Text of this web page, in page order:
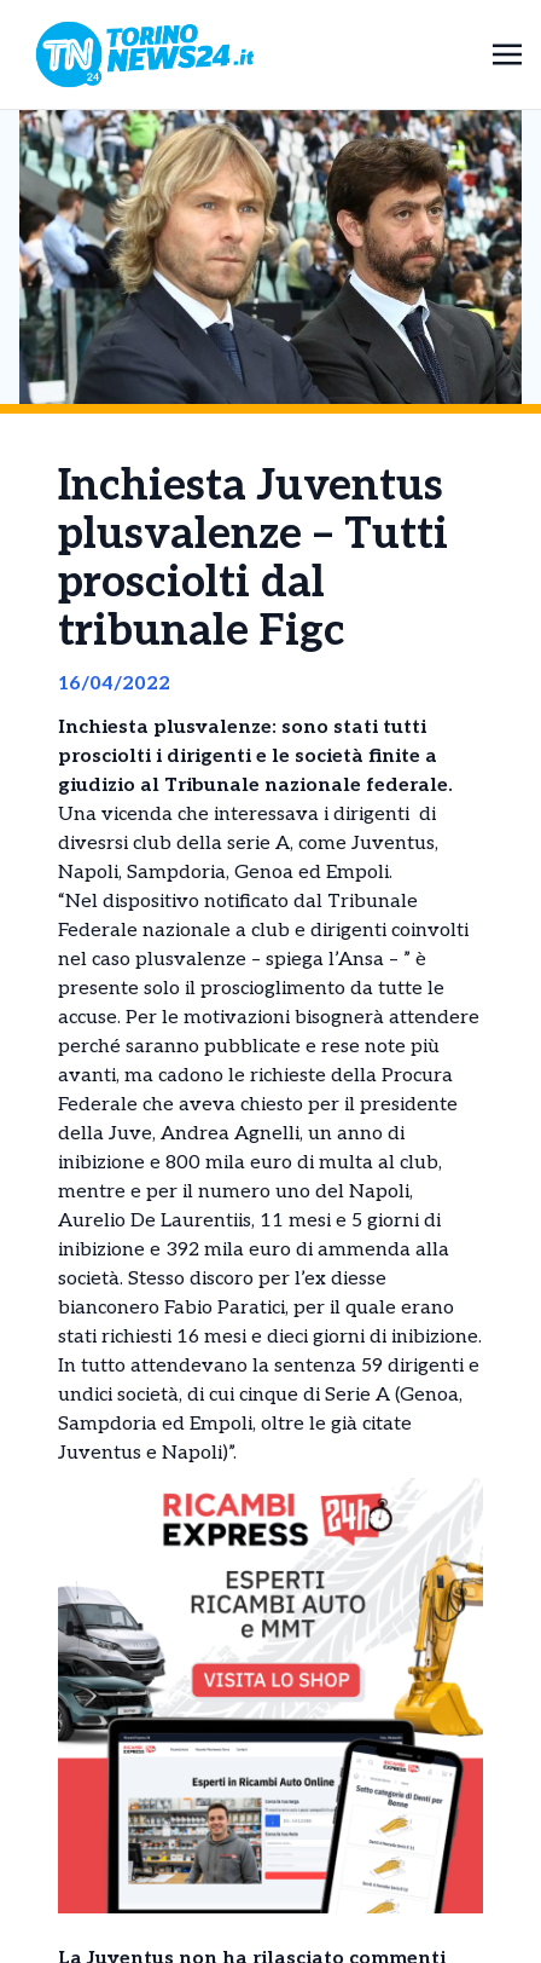
Inchiesta Juventus
plusvalenze – Tutti
prosciolti dal
tribunale Figc
16/04/2022
Inchiesta plusvalenze: sono stati tutti
prosciolti i dirigenti e le società finite a
giudizio al Tribunale nazionale federale.
Una vicenda che interessava i dirigenti di
divesrsi club della serie A, come Juventus,
Napoli, Sampdoria, Genoa ed Empoli.
“Nel dispositivo notificato dal Tribunale
Federale nazionale a club e dirigenti coinvolti
nel caso plusvalenze – spiega l’Ansa – ” è
presente solo il proscioglimento da tutte le
accuse. Per le motivazioni bisognerà attendere
perché saranno pubblicate e rese note più
avanti, ma cadono le richieste della Procura
Federale che aveva chiesto per il presidente
della Juve, Andrea Agnelli, un anno di
inibizione e 800 mila euro di multa al club,
mentre e per il numero uno del Napoli,
Aurelio De Laurentiis, 11 mesi e 5 giorni di
inibizione e 392 mila euro di ammenda alla
società. Stesso discoro per l’ex diesse
bianconero Fabio Paratici, per il quale erano
stati richiesti 16 mesi e dieci giorni di inibizione.
In tutto attendevano la sentenza 59 dirigenti e
undici società, di cui cinque di Serie A (Genoa,
Sampdoria ed Empoli, oltre le già citate
Juventus e Napoli)”.